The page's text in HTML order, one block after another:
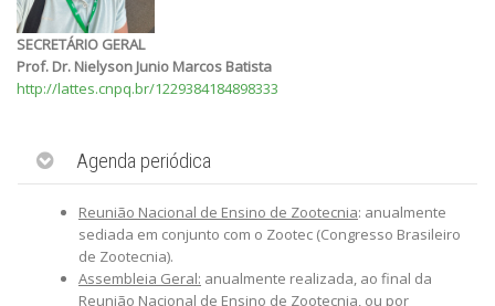
SECRETÁRIO GERAL
Prof. Dr. Nielyson Junio Marcos Batista
http://lattes.cnpq.br/1229384184898333
Agenda periódica
Reunião Nacional de Ensino de Zootecnia: anualmente
sediada em conjunto com o Zootec (Congresso Brasileiro
de Zootecnia).
Assembleia Geral: anualmente realizada, ao final da
Reunião Nacional de Ensino de Zootecnia, ou por